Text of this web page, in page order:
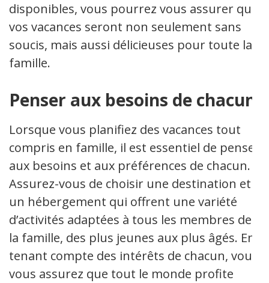
disponibles, vous pourrez vous assurer que
vos vacances seront non seulement sans
soucis, mais aussi délicieuses pour toute la
famille.
Penser aux besoins de chacun
Lorsque vous planifiez des vacances tout
compris en famille, il est essentiel de penser
aux besoins et aux préférences de chacun.
Assurez-vous de choisir une destination et
un hébergement qui offrent une variété
d’activités adaptées à tous les membres de
la famille, des plus jeunes aux plus âgés. En
tenant compte des intérêts de chacun, vous
vous assurez que tout le monde profite